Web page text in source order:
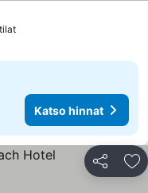
Katso hinnat
hinnat
Katso hinnat
Jaa